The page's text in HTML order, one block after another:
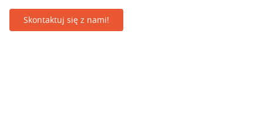
Skontaktuj się z nami!